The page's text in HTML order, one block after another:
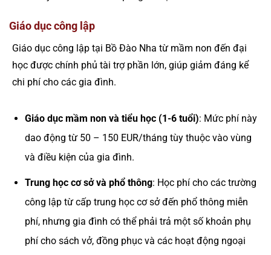
Giáo dục công lập
Giáo dục công lập tại Bồ Đào Nha từ mầm non đến đại
học được chính phủ tài trợ phần lớn, giúp giảm đáng kể
chi phí cho các gia đình.
Giáo dục mầm non và tiểu học (1-6 tuổi): Mức phí này
dao động từ 50 – 150 EUR/tháng tùy thuộc vào vùng
và điều kiện của gia đình.
Trung học cơ sở và phổ thông: Học phí cho các trường
công lập từ cấp trung học cơ sở đến phổ thông miễn
phí, nhưng gia đình có thể phải trả một số khoản phụ
phí cho sách vở, đồng phục và các hoạt động ngoại